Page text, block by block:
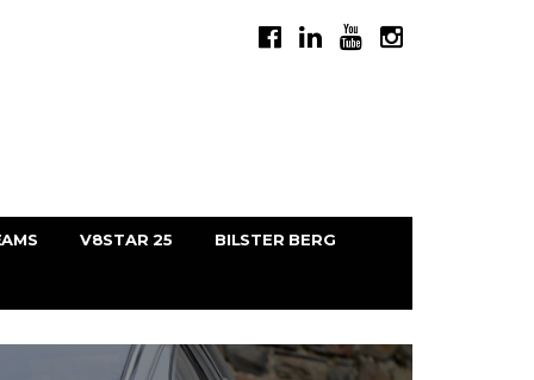
V8STAR 25 BILSTER BERG